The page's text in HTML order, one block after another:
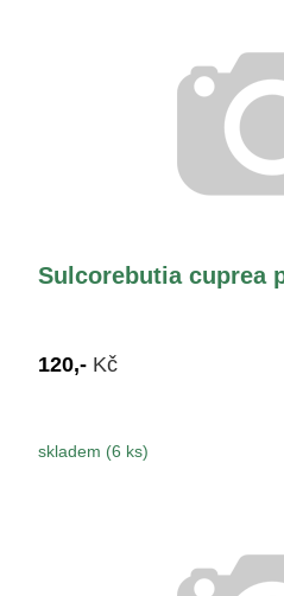
Sulcorebutia cuprea
120,- Kč
skladem (6 ks)